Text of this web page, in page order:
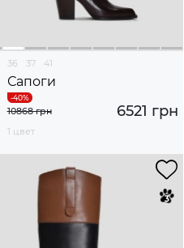
36 37 41
Сапоги
6521 грн
10868 грн
1 цвет